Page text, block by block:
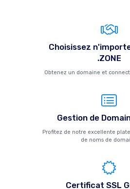
Choisissez
.ZONE
Obtenez un domaine et
Gestion de
Profitez de notre excellente
de noms de
Certificat SSL